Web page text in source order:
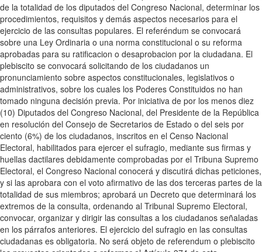
de la totalidad de los diputados del Congreso Nacional, determinar los
procedimientos, requisitos y demás aspectos necesarios para el
ejercicio de las consultas populares. El referéndum se convocará
sobre una Ley Ordinaria o una norma constitucional o su reforma
aprobadas para su ratificacion o desaprobacion por la ciudadana. El
plebiscito se convocará solicitando de los ciudadanos un
pronunciamiento sobre aspectos constitucionales, legislativos o
administrativos, sobre los cuales los Poderes Constituidos no han
tomado ninguna decisión previa. Por iniciativa de por los menos diez
(10) Diputados del Congreso Nacional, del Presidente de la República
en resolución del Consejo de Secretarios de Estado o del seis por
ciento (6%) de los ciudadanos, inscritos en el Censo Nacional
Electoral, habilitados para ejercer el sufragio, mediante sus firmas y
huellas dactilares debidamente comprobadas por el Tribuna Supremo
Electoral, el Congreso Nacional conocerá y discutirá dichas peticiones,
y si las aprobara con el voto afirmativo de las dos terceras partes de la
totalidad de sus miembros; aprobará un Decreto que determinará los
extremos de la consulta, ordenando al Tribunal Supremo Electoral,
convocar, organizar y dirigir las consultas a los ciudadanos señaladas
en los párrafos anteriores. El ejercicio del sufragio en las consultas
ciudadanas es obligatoria. No será objeto de referendum o plebiscito